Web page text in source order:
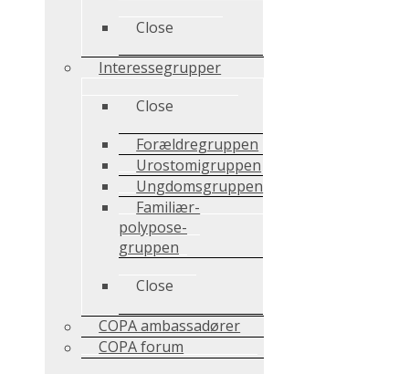
Close
Interessegrupper
Close
Forældregruppen
Urostomigruppen
Ungdomsgruppen
Familiær-
polypose-
gruppen
Close
COPA ambassadører
COPA forum